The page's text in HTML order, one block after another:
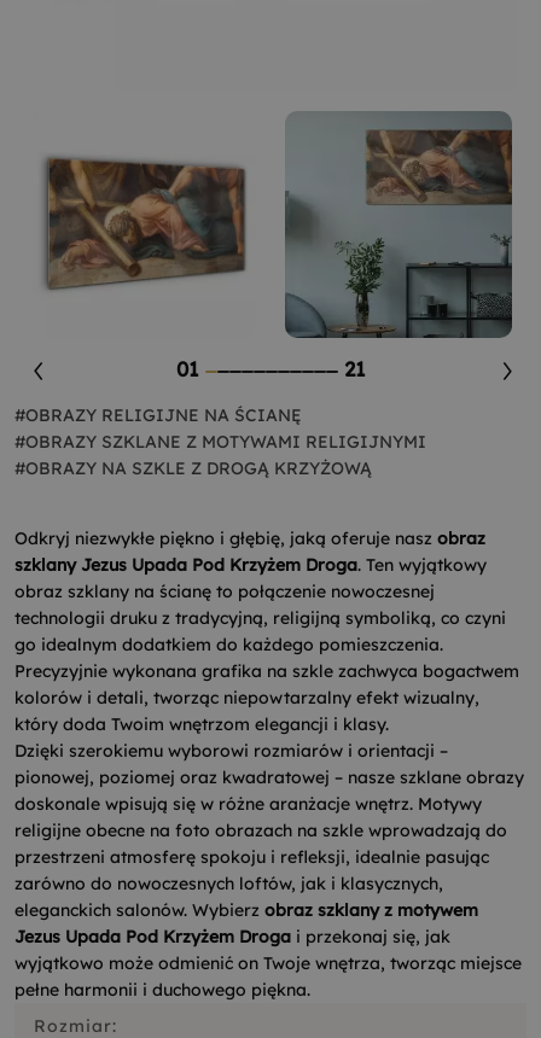
01 21
#OBRAZY RELIGIJNE NA ŚCIANĘ
#OBRAZY SZKLANE Z MOTYWAMI RELIGIJNYMI
#OBRAZY NA SZKLE Z DROGĄ KRZYŻOWĄ
Odkryj niezwykłe piękno i głębię, jaką oferuje nasz obraz
szklany Jezus Upada Pod Krzyżem Droga. Ten wyjątkowy
obraz szklany na ścianę to połączenie nowoczesnej
technologii druku z tradycyjną, religijną symboliką, co czyni
go idealnym dodatkiem do każdego pomieszczenia.
Precyzyjnie wykonana grafika na szkle zachwyca bogactwem
kolorów i detali, tworząc niepowtarzalny efekt wizualny,
który doda Twoim wnętrzom elegancji i klasy.
Dzięki szerokiemu wyborowi rozmiarów i orientacji –
pionowej, poziomej oraz kwadratowej – nasze szklane obrazy
doskonale wpisują się w różne aranżacje wnętrz. Motywy
religijne obecne na foto obrazach na szkle wprowadzają do
przestrzeni atmosferę spokoju i refleksji, idealnie pasując
zarówno do nowoczesnych loftów, jak i klasycznych,
eleganckich salonów. Wybierz obraz szklany z motywem
Jezus Upada Pod Krzyżem Droga i przekonaj się, jak
wyjątkowo może odmienić on Twoje wnętrza, tworząc miejsce
pełne harmonii i duchowego piękna.
Rozmiar: